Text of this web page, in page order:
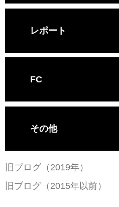
レポート
FC
その他
旧ブログ（2019年）
旧ブログ（2015年以前）